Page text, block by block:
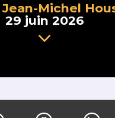
Jean-Michel
29 juin 2026